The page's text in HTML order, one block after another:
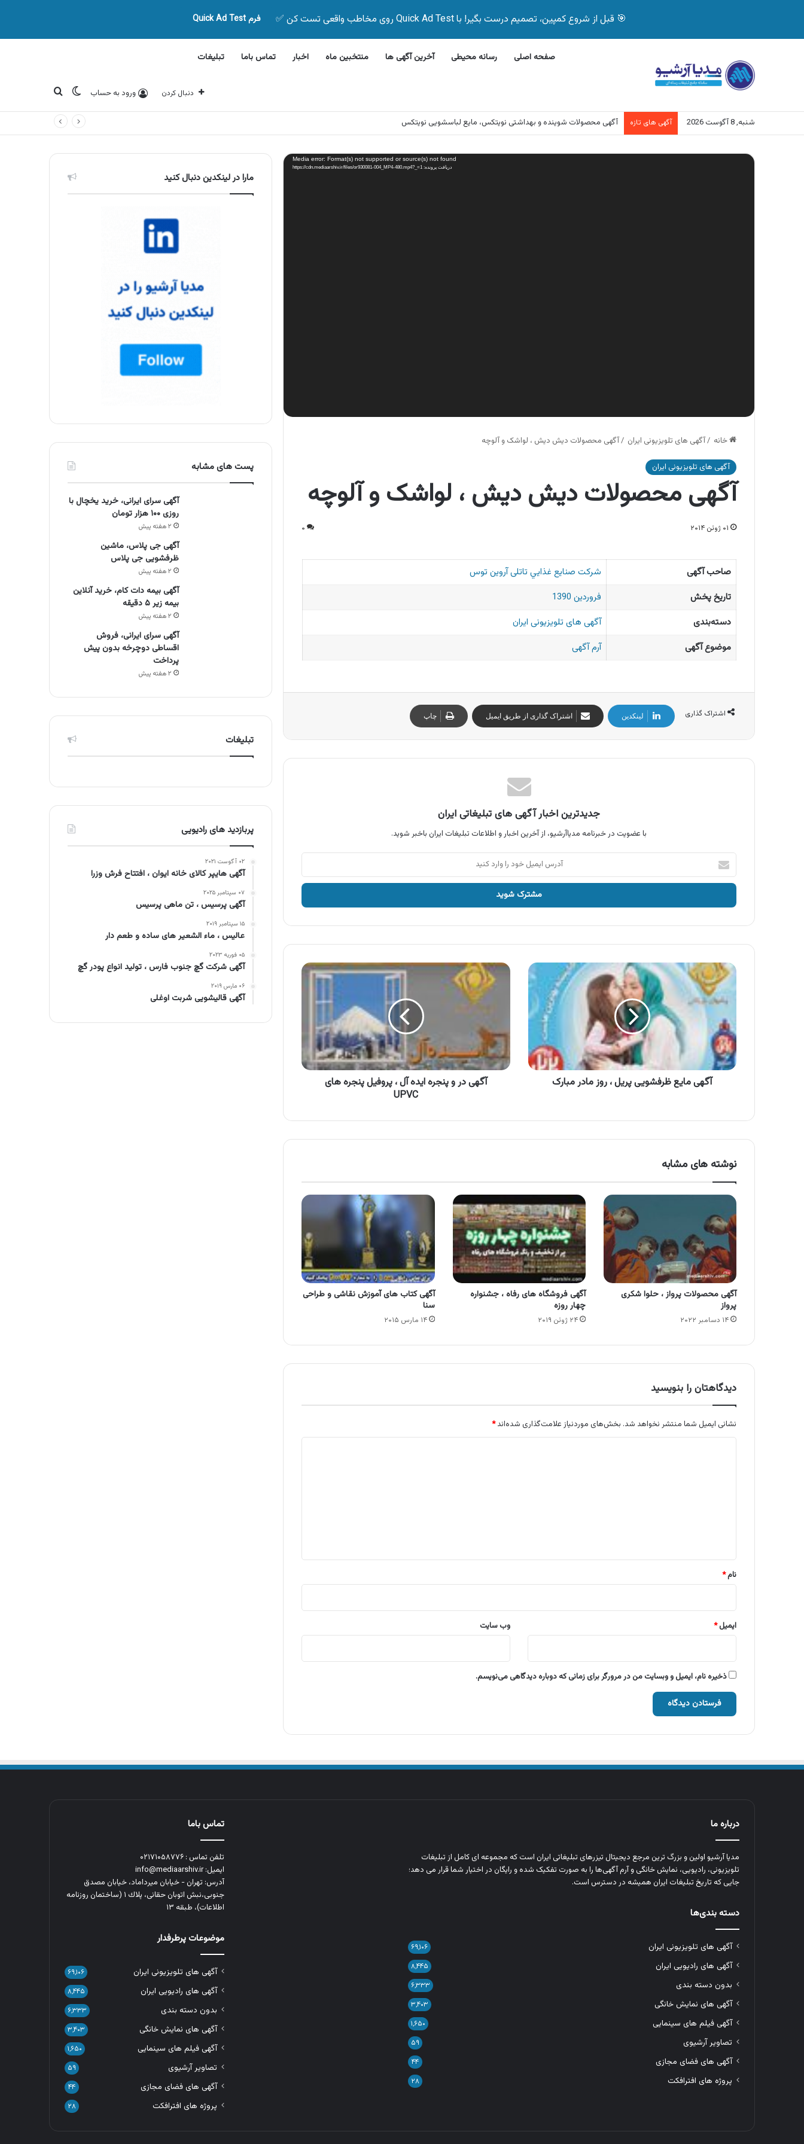
🎯 قبل از شروع کمپین، تصمیم درست بگیر! با Quick Ad Test روی مخاطب واقعی تست کن ✅ فرم Quick Ad Test
صفحه اصلی رسانه محیطی آخرین آگهی ها منتخبین ماه اخبار تماس باما تبلیغات
دنبال کردن ورود به حساب تغییر پوسته
جستجو برای
شنبه, 8 آگوست 2026 آگهی های تازه آگهی محصولات شوینده و بهداشتی نویتکس، مایع لباسشویی نویتکس
نمایشگر
ویدیو Media error: Format(s) not supported or source(s) not found
دریافت پرونده: https://cdn.mediaarshiv.ir/files/or930081-004_MP4-480.mp4?_=1
خانه /آگهی های تلویزیونی ایران /آگهی محصولات دیش دیش ، لواشک و آلوچه
آگهی های تلویزیونی ایران
آگهی محصولات دیش دیش ، لواشک و آلوچه
۰۱ ژوئن ۲۰۱۴ ۰
صاحب آگهی
شركت صنايع غذايي تاتلی آروین توس
تاریخ پخش
فروردین 1390
دسته‌بندی
آگهی های تلویزیونی ایران
موضوع آگهی
آرم آگهی
اشتراک گذاری لینکدین اشتراک گذاری از طریق ایمیل چاپ
جدیدترین اخبار آگهی های تبلیغاتی ایران
با عضویت در خبرنامه مدیاآرشیو، از آخرین اخبار و اطلاعات تبلیغات ایران باخبر شوید.
آدرس
ایمیل
خود
وارد
آگهی
مایع
ظرفشویی
پریل
روز
مادر
مبارک
آگهی مایع ظرفشویی پریل ، روز مادر مبارک
آگهی
آل
پروفیل
پنجره
آگهی در و پنجره ایده آل ، پروفیل پنجره های
UPVC
نوشته های مشابه
آگهی محصولات پرواز ، حلوا شکری
پرواز
۱۴ دسامبر ۲۰۲۲
آگهی فروشگاه های رفاه ، جشنواره
چهار روزه
۲۴ ژوئن ۲۰۱۹
آگهی کتاب های آموزش نقاشی و طراحی
سنا
۱۴ مارس ۲۰۱۵
دیدگاهتان را بنویسید
نشانی ایمیل شما منتشر نخواهد شد. بخش‌های موردنیاز علامت‌گذاری شده‌اند*
نام*
ایمیل* وب‌ سایت
ذخیره نام، ایمیل و وبسایت من در مرورگر برای زمانی که دوباره دیدگاهی می‌نویسم.
مارا در لینکدین دنبال کنید
پست های مشابه
آگهی سرای ایرانی، خرید یخچال با
روزی ۱۰۰ هزار تومان
۲ هفته پیش
آگهی جی پلاس، ماشین
ظرفشویی جی پلاس
۲ هفته پیش
آگهی بیمه دات کام، خرید آنلاین
بیمه زیر ۵ دقیقه
۲ هفته پیش
آگهی سرای ایرانی، فروش
اقساطی دوچرخه بدون پیش
پرداخت
۲ هفته پیش
تبلیغات
پربازدید های رادیویی
۰۲ آگوست ۲۰۲۱
آگهی هایپر کالای خانه ایوان ، افتتاح فرش وزرا
۰۷ سپتامبر ۲۰۲۵
آگهی پرسیس ، تن ماهی پرسیس
۱۵ سپتامبر ۲۰۱۹
عالیس ، ماء الشعیر های ساده و طعم دار
۰۵ فوریه ۲۰۲۳
آگهی شرکت گچ جنوب فارس ، تولید انواع پودر گچ
۰۶ مارس ۲۰۱۹
آگهی قالیشویی شربت اوغلی
درباره ما
مدیا آرشیو اولین و بزرگ‌ ترین مرجع دیجیتال تیزرهای تبلیغاتی ایران است که مجموعه‌ ای کامل از تبلیغات
تلویزیونی، رادیویی، نمایش خانگی و آرم‌ آگهی‌ها را به‌ صورت تفکیک‌ شده و رایگان در اختیار شما قرار می‌ دهد؛
جایی که تاریخ تبلیغات ایران همیشه در دسترس است.
دسته بندی‌ها
آگهی های تلویزیونی ایران ۶۹,۱۰۶
آگهی های رادیویی ایران ۸,۴۴۵
بدون دسته بندی ۶,۳۳۳
آگهی های نمایش خانگی ۳,۴۰۳
آگهی فیلم های سینمایی ۱,۶۵۰
تصاویر آرشیوی ۵۹
آگهی های فضای مجازی ۴۴
پروژه های افترافکت ۲۸
تماس باما
تلفن تماس : ۰۲۱۷۱۰۵۸۷۷۶
ایمیل: info@mediaarshiv.ir
آدرس: تهران - خیابان میرداماد، خیابان مصدق
جنوبی،نبش اتوبان حقانی، پلاك ١ (ساختمان روزنامه
اطلاعات)، طبقه ۱۳
موضوعات پرطرفدار
آگهی های تلویزیونی ایران ۶۹,۱۰۶
آگهی های رادیویی ایران ۸,۴۴۵
بدون دسته بندی ۶,۳۳۳
آگهی های نمایش خانگی ۳,۴۰۳
آگهی فیلم های سینمایی ۱,۶۵۰
تصاویر آرشیوی ۵۹
آگهی های فضای مجازی ۴۴
پروژه های افترافکت ۲۸